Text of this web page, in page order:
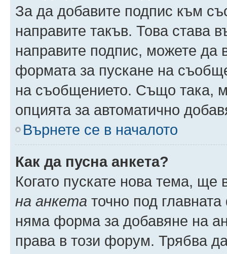
За да добавите подпис към
направите такъв. Това
направите подпис, можете да
формата за пускане на
на съобщението. Също така,
опцията за автоматично
Върнете се в началото
Как да пусна анкета?
Когато пускате нова тема,
на анкета точно под
няма форма за добавяне на
права в този форум. Трябва